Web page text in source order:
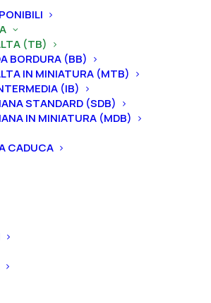
(TB)
BORDURA (BB)
IN MINIATURA (MTB)
(IB)
STANDARD (SDB)
IN MINIATURA (MDB)
CADUCA
vaso sono disponibili in
rizomidiIrissono disponibili solo
vada luglio a settembre.
questo prodotto!
questo prodotto contattandoci e
del vaso desiderata e la